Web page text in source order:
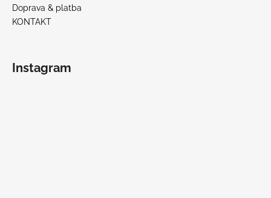
Doprava & platba
KONTAKT
Instagram